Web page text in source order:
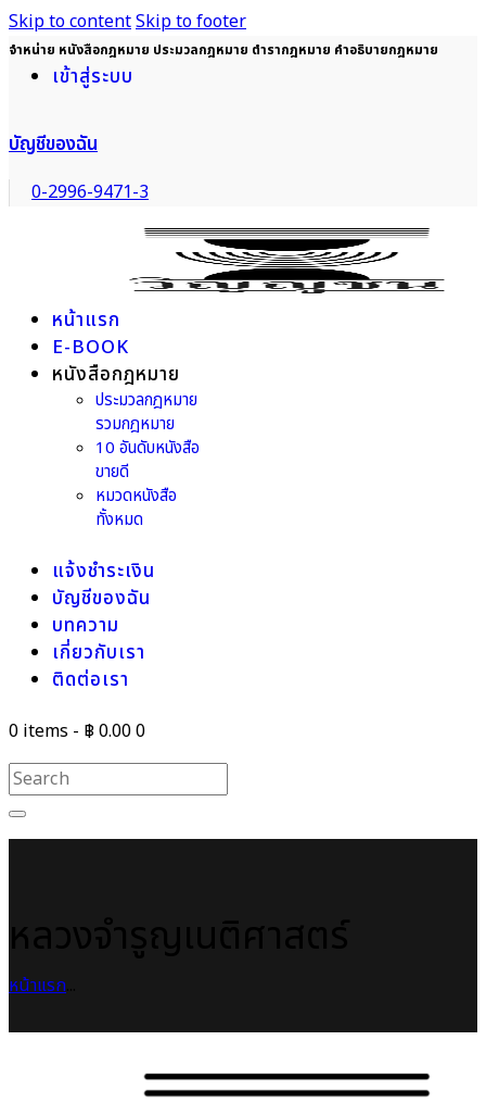
Skip to contentSkip to footer
จำหน่าย หนังสือกฎหมาย ประมวลกฎหมาย ตำรากฎหมาย คำอธิบายกฎหมาย
เข้าสู่ระบบ
บัญชีของฉัน
0-2996-9471-3
หน้าแรก
E-BOOK
หนังสือกฎหมาย
ประมวลกฎหมาย
รวมกฎหมาย
10 อันดับหนังสือ
ขายดี
หมวดหนังสือ
ทั้งหมด
แจ้งชำระเงิน
บัญชีของฉัน
บทความ
เกี่ยวกับเรา
ติดต่อเรา
0 items - ฿ 0.000
หน้าแรก